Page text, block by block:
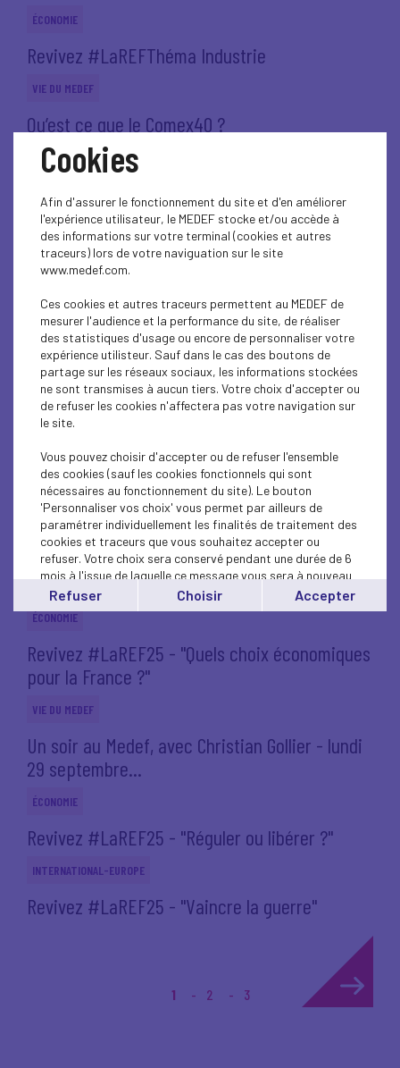
ÉCONOMIE
Revivez #LaREFThéma Industrie
VIE DU MEDEF
Qu’est ce que le Comex40 ?
VIE DU MEDEF
Un soir au Medef, avec Chloé Morin - mardi 9
décembre 2025 de...
VIE DU MEDEF
Trophées des Leaders...
VIE DU MEDEF
Revivez #LaREF25 - "La France peut-elle
rester dans le jeu ?"
Faisons gagner la France : mobilisation
générale des entrepreneurs...
VIE DU MEDEF
Revivez #LaREF25 - "Il faut sauver le débat
public !"
ÉCONOMIE
Revivez #LaREF25 - "Quels choix économiques
pour la France ?"
VIE DU MEDEF
Un soir au Medef, avec Christian Gollier - lundi
29 septembre...
ÉCONOMIE
Revivez #LaREF25 - "Réguler ou libérer ?"
INTERNATIONAL-EUROPE
Revivez #LaREF25 - "Vaincre la guerre"
1 2 3
Cookies
Afin d'assurer le fonctionnement du site et d'en améliorer
l'expérience utilisateur, le MEDEF stocke et/ou accède à
des informations sur votre terminal (cookies et autres
traceurs) lors de votre naviguation sur le site
www.medef.com.
Ces cookies et autres traceurs permettent au MEDEF de
mesurer l'audience et la performance du site, de réaliser
des statistiques d'usage ou encore de personnaliser votre
expérience utilisteur. Sauf dans le cas des boutons de
partage sur les réseaux sociaux, les informations stockées
ne sont transmises à aucun tiers. Votre choix d'accepter ou
de refuser les cookies n'affectera pas votre navigation sur
le site.
Vous pouvez choisir d'accepter ou de refuser l'ensemble
des cookies (sauf les cookies fonctionnels qui sont
nécessaires au fonctionnement du site). Le bouton
'Personnaliser vos choix' vous permet par ailleurs de
paramétrer individuellement les finalités de traitement des
cookies et traceurs que vous souhaitez accepter ou
refuser. Votre choix sera conservé pendant une durée de 6
mois à l'issue de laquelle ce message vous sera à nouveau
affiché..
Vous pouvez modifier votre choix à tout moment en
cliquant sur le lien
Refuser Choisir Accepter